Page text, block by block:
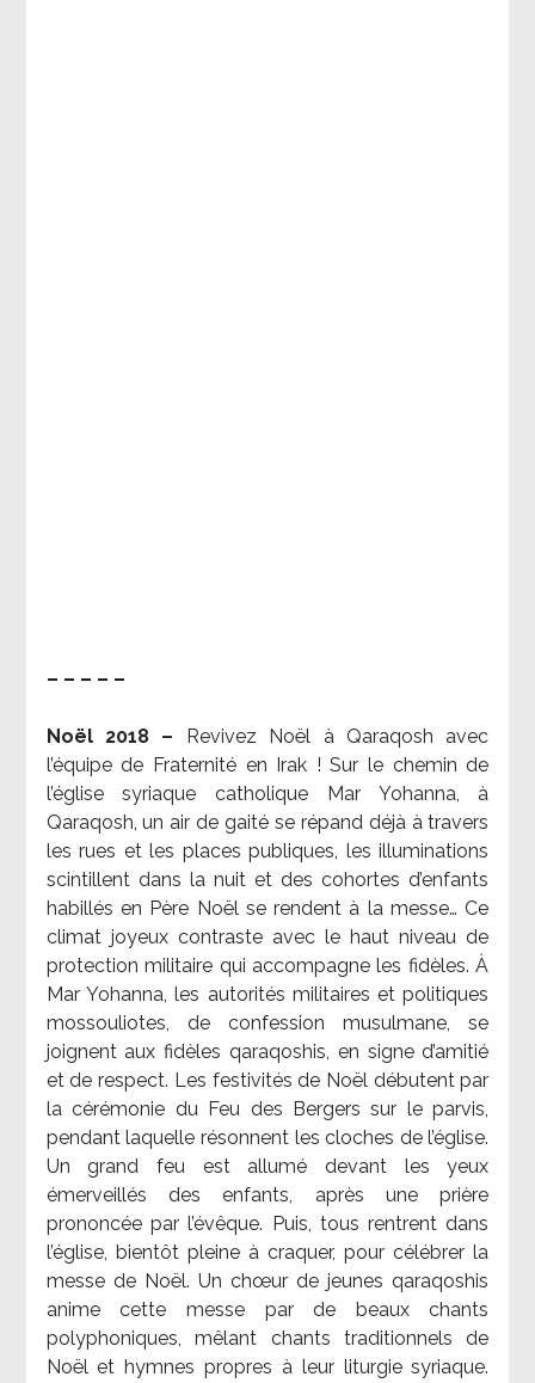
– – – – –
Noël 2018 –
Revivez Noël à Qaraqosh avec
l’équipe de Fraternité en Irak ! Sur le chemin de
l’église syriaque catholique Mar Yohanna, à
Qaraqosh, un air de gaité se répand déjà à travers
les rues et les places publiques, les illuminations
scintillent dans la nuit et des cohortes d’enfants
habillés en Père Noël se rendent à la messe… Ce
climat joyeux contraste avec le haut niveau de
protection militaire qui accompagne les fidèles. À
Mar Yohanna, les autorités militaires et politiques
mossouliotes, de confession musulmane, se
joignent aux fidèles qaraqoshis, en signe d’amitié
et de respect. Les festivités de Noël débutent par
la cérémonie du Feu des Bergers sur le parvis,
pendant laquelle résonnent les cloches de l’église.
Un grand feu est allumé devant les yeux
émerveillés des enfants, après une prière
prononcée par l’évêque. Puis, tous rentrent dans
l’église, bientôt pleine à craquer, pour célébrer la
messe de Noël. Un chœur de jeunes qaraqoshis
anime cette messe par de beaux chants
polyphoniques, mêlant chants traditionnels de
Noël et hymnes propres à leur liturgie syriaque.